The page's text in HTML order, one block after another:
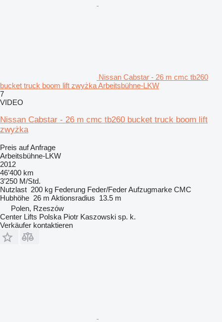
Nissan Cabstar - 26 m cmc tb260
bucket truck boom lift zwyżka Arbeitsbühne-LKW
7
VIDEO
Nissan Cabstar - 26 m cmc tb260 bucket truck boom lift
zwyżka
Preis auf Anfrage
Arbeitsbühne-LKW
2012
46’400 km
3’250 M/Std.
Nutzlast 200 kg Federung Feder/FederAufzugmarke CMC
Hubhöhe 26 m Aktionsradius 13.5 m
Polen, Rzeszów
Center Lifts Polska Piotr Kaszowski sp. k.
Verkäufer kontaktieren